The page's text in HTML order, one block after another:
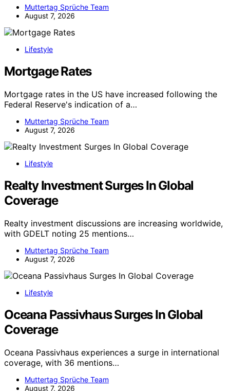
Muttertag Sprüche Team
August 7, 2026
Lifestyle
Mortgage Rates
Mortgage rates in the US have increased following the
Federal Reserve's indication of a…
Muttertag Sprüche Team
August 7, 2026
Lifestyle
Realty Investment Surges In Global
Coverage
Realty investment discussions are increasing worldwide,
with GDELT noting 25 mentions…
Muttertag Sprüche Team
August 7, 2026
Lifestyle
Oceana Passivhaus Surges In Global
Coverage
Oceana Passivhaus experiences a surge in international
coverage, with 36 mentions…
Muttertag Sprüche Team
August 7, 2026